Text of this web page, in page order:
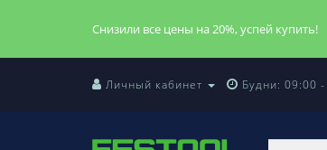
Снизили все цены на 20%, успей купить!
Личный кабинет Будни: 09:00